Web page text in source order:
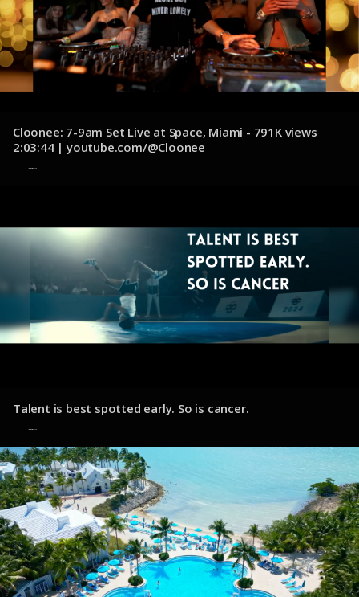
Cloonee: 7-9am Set Live at Space, Miami - 791K views
2:03:44 | youtube.com/@Cloonee
Talent is best spotted early. So is cancer.